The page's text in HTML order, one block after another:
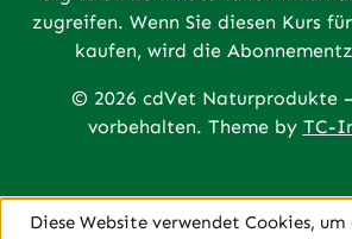
zugreifen. Wenn Sie diesen Kurs
kaufen, wird die
© 2026 cdVet Naturprodukte
vorbehalten. Theme by TC-
Diese Website verwendet Cookies,